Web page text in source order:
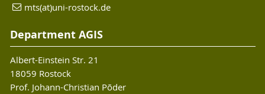
mts(at)uni-rostock.de
Department AGIS
Albert-Einstein Str. 21
18059 Rostock
Prof. Johann-Christian Põder